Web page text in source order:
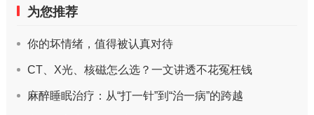
为您推荐
你的坏情绪，值得被认真对待
CT、X光、核磁怎么选？一文讲透不花冤枉钱
麻醉睡眠治疗：从“打一针”到“治一病”的跨越